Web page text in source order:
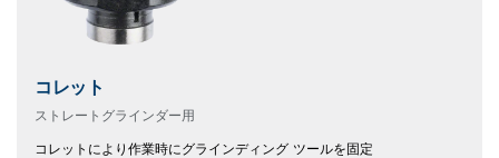
コレット
ストレートグラインダー用
コレットにより作業時にグラインディング ツールを固定